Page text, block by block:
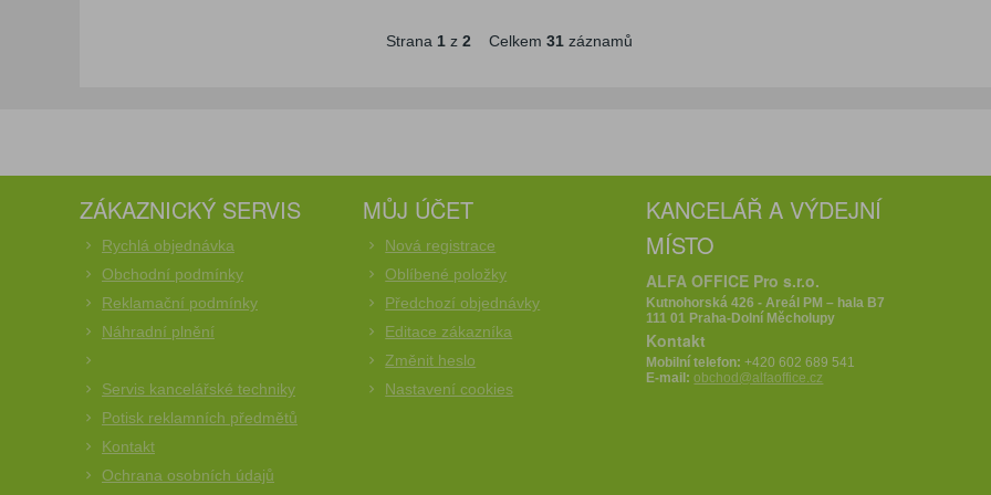
Strana 1z 2 Celkem 31záznamů
ZÁKAZNICKÝ SERVIS
Rychlá objednávka
Obchodní podmínky
Reklamační podmínky
Náhradní plnění
Servis kancelářské techniky
Potisk reklamních předmětů
Kontakt
Ochrana osobních údajů
MŮJ ÚČET
Nová registrace
Oblíbené položky
Předchozí objednávky
Editace zákazníka
Změnit heslo
Nastavení cookies
KANCELÁŘ A VÝDEJNÍ
MÍSTO
ALFA OFFICE Pro s.r.o.
Kutnohorská 426 - Areál PM – hala B7
111 01 Praha-Dolní Měcholupy
Kontakt
Mobilní telefon:+420 602 689 541
E-mail:obchod@alfaoffice.cz